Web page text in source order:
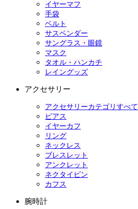
イヤーマフ
手袋
ベルト
サスペンダー
サングラス・眼鏡
マスク
タオル・ハンカチ
レイングッズ
アクセサリー
アクセサリーカテゴリすべて
ピアス
イヤーカフ
リング
ネックレス
ブレスレット
アンクレット
ネクタイピン
カフス
腕時計